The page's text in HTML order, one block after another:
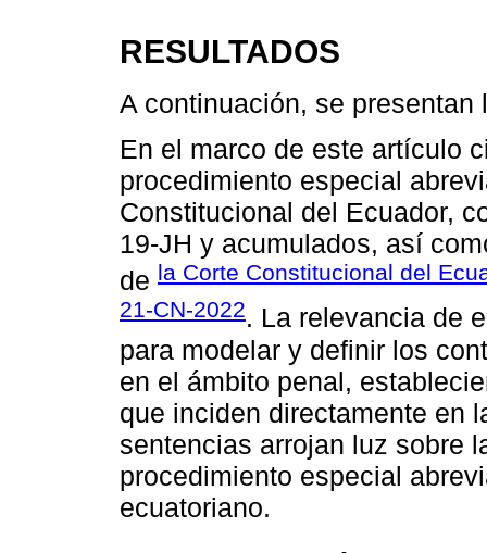
RESULTADOS
A continuación, se
En el marco de este artículo
procedimiento especial
Constitucional del Ecuador,
19-JH y acumulados, así
de la Corte Constitucional del
21-CN-2022. La relevancia de
para modelar y definir los
en el ámbito penal,
que inciden directamente en
sentencias arrojan luz sobre
procedimiento especial
ecuatoriano.